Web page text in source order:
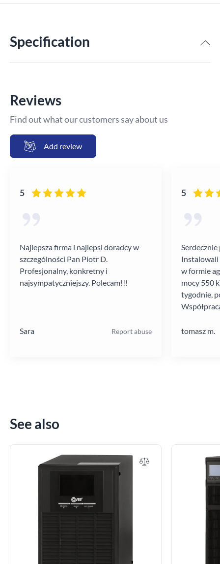
Specification
Reviews
Find out what our customers say about us
Add review
5
Najlepsza firma i najlepsi doradcy w
szczególności Pan Piotr D.
Profesjonalny, konkretny i
najsympatyczniejszy. Polecam!!!
Sara Report abuse
5
Instalowali
w formie
mocy 550
tygodnie,
tomasz m.
See also